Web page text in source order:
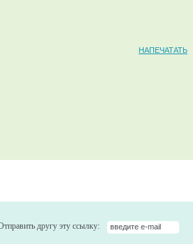
НАПЕЧАТАТЬ
другу эту ссылку: